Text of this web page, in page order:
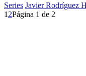
Series Javier Rodríguez
1 2Página 1 de 2